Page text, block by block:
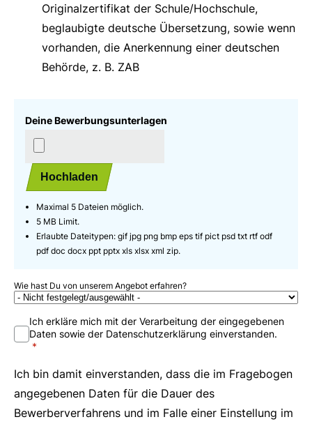
Originalzertifikat der Schule/Hochschule,
beglaubigte deutsche Übersetzung, sowie wenn
vorhanden, die Anerkennung einer deutschen
Behörde, z. B. ZAB
Deine Bewerbungsunterlagen
Hochladen
Maximal 5 Dateien möglich.
5 MB Limit.
Erlaubte Dateitypen: gif jpg png bmp eps tif pict psd txt rtf odf
pdf doc docx ppt pptx xls xlsx xml zip.
Wie hast Du von unserem Angebot erfahren?
Ich erkläre mich mit der Verarbeitung der eingegebenen
Daten sowie der Datenschutzerklärung einverstanden.
Ich bin damit einverstanden, dass die im Fragebogen
angegebenen Daten für die Dauer des
Bewerberverfahrens und im Falle einer Einstellung im